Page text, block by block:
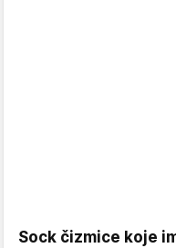
Sock čizmice koje